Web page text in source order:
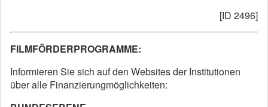
[ID 2496]
FILMFÖRDERPROGRAMME:
Informieren Sie sich auf den Websites der Institutionen
über alle Finanzierungmöglichkeiten: